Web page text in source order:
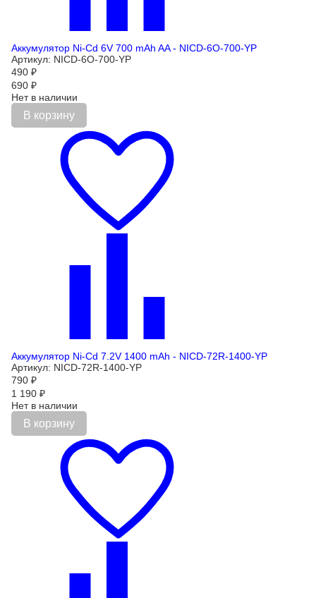
Аккумулятор Ni-Cd 6V 700 mAh AA - NICD-6O-700-YP
Артикул: NICD-6O-700-YP
490 ₽
690 ₽
Нет в наличии
В корзину
Аккумулятор Ni-Cd 7.2V 1400 mAh - NICD-72R-1400-YP
Артикул: NICD-72R-1400-YP
790 ₽
1 190 ₽
Нет в наличии
В корзину